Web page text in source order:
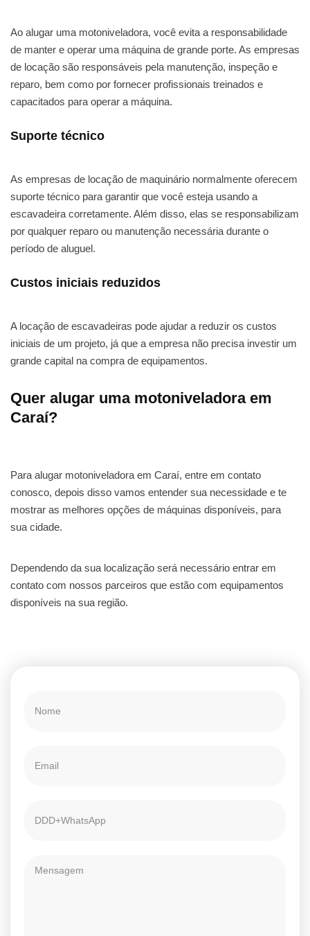
Ao alugar uma motoniveladora, você evita a responsabilidade
de manter e operar uma máquina de grande porte. As empresas
de locação são responsáveis pela manutenção, inspeção e
reparo, bem como por fornecer profissionais treinados e
capacitados para operar a máquina.
Suporte técnico
As empresas de locação de maquinário normalmente oferecem
suporte técnico para garantir que você esteja usando a
escavadeira corretamente. Além disso, elas se responsabilizam
por qualquer reparo ou manutenção necessária durante o
período de aluguel.
Custos iniciais reduzidos
A locação de escavadeiras pode ajudar a reduzir os custos
iniciais de um projeto, já que a empresa não precisa investir um
grande capital na compra de equipamentos.
Quer alugar uma motoniveladora em
Caraí?
Para alugar motoniveladora em Caraí, entre em contato
conosco, depois disso vamos entender sua necessidade e te
mostrar as melhores opções de máquinas disponíveis, para
sua cidade.
Dependendo da sua localização será necessário entrar em
contato com nossos parceiros que estão com equipamentos
disponíveis na sua região.